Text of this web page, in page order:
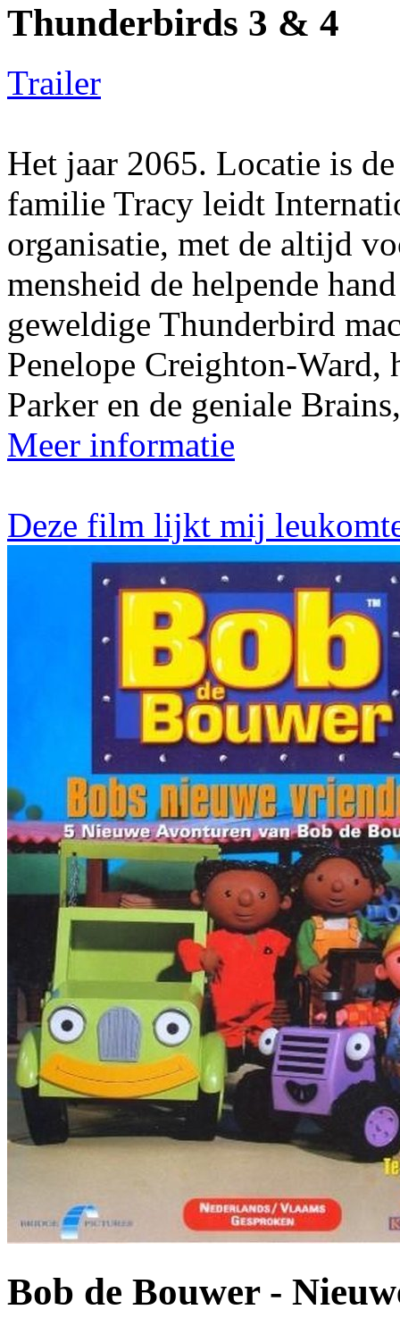
Thunderbirds 3 & 4
Trailer
Het jaar 2065. Locatie is
familie Tracy leidt
organisatie, met de altijd
mensheid de helpende
geweldige Thunderbird
Penelope Creighton-
Parker en de geniale
Meer informatie
Deze film lijkt mij
Bob de Bouwer -